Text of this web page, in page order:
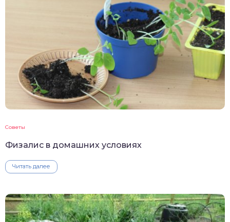
Советы
Физалис в домашних условиях
Читать далее